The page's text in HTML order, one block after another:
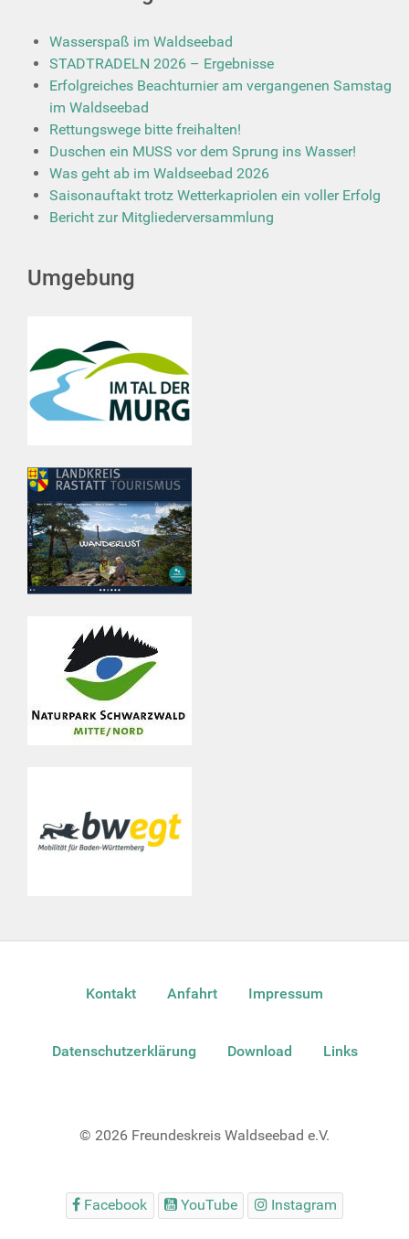
Wasserspaß im Waldseebad
STADTRADELN 2026 – Ergebnisse
Erfolgreiches Beachturnier am vergangenen Samstag
im Waldseebad
Rettungswege bitte freihalten!
Duschen ein MUSS vor dem Sprung ins Wasser!
Was geht ab im Waldseebad 2026
Saisonauftakt trotz Wetterkapriolen ein voller Erfolg
Bericht zur Mitgliederversammlung
Umgebung
Kontakt Anfahrt Impressum
Datenschutzerklärung Download Links
© 2026 Freundeskreis Waldseebad e.V.
Facebook YouTube Instagram